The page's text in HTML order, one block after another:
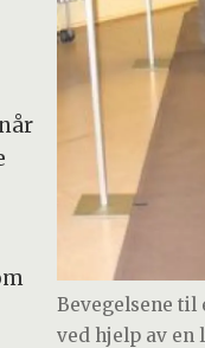
Bevegelsene
ved hjelp av en